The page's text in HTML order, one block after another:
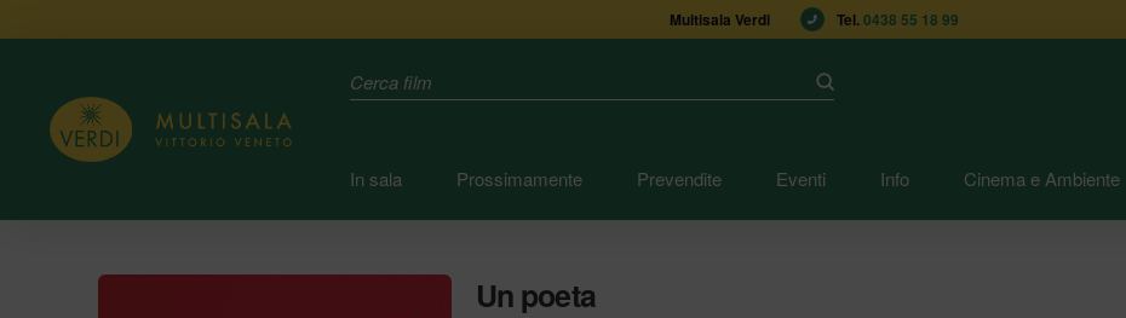
Multisala Verdi Tel. 0438 55 18 99
Search
Submit
In sala Prossimamente Prevendite Eventi Info Cinema e Ambiente
Un poeta